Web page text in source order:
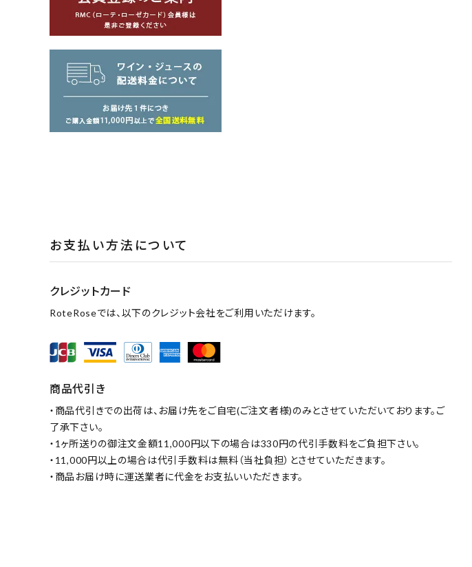
お支払い方法について
クレジットカード
RoteRoseでは、以下のクレジット会社をご利用いただけます。
商品代引き
・商品代引きでの出荷は、お届け先をご自宅(ご注文者様)のみとさせていただいております。ご
了承下さい。
・1ヶ所送りの御注文金額11,000円以下の場合は330円の代引手数料をご負担下さい。
・11,000円以上の場合は代引手数料は無料（当社負担）とさせていただきます。
・商品お届け時に運送業者に代金をお支払いいただきます。